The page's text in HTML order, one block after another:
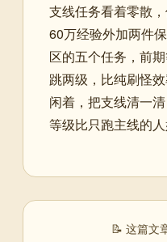
支线任务看着零散
60万经验外加两件
区的五个任务，前
跳两级，比纯刷怪
闲着，把支线清一
等级比只跑主线的人
📝 这篇文